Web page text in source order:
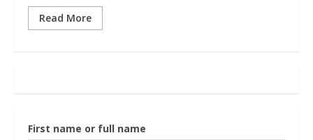
Read More
First name or full name